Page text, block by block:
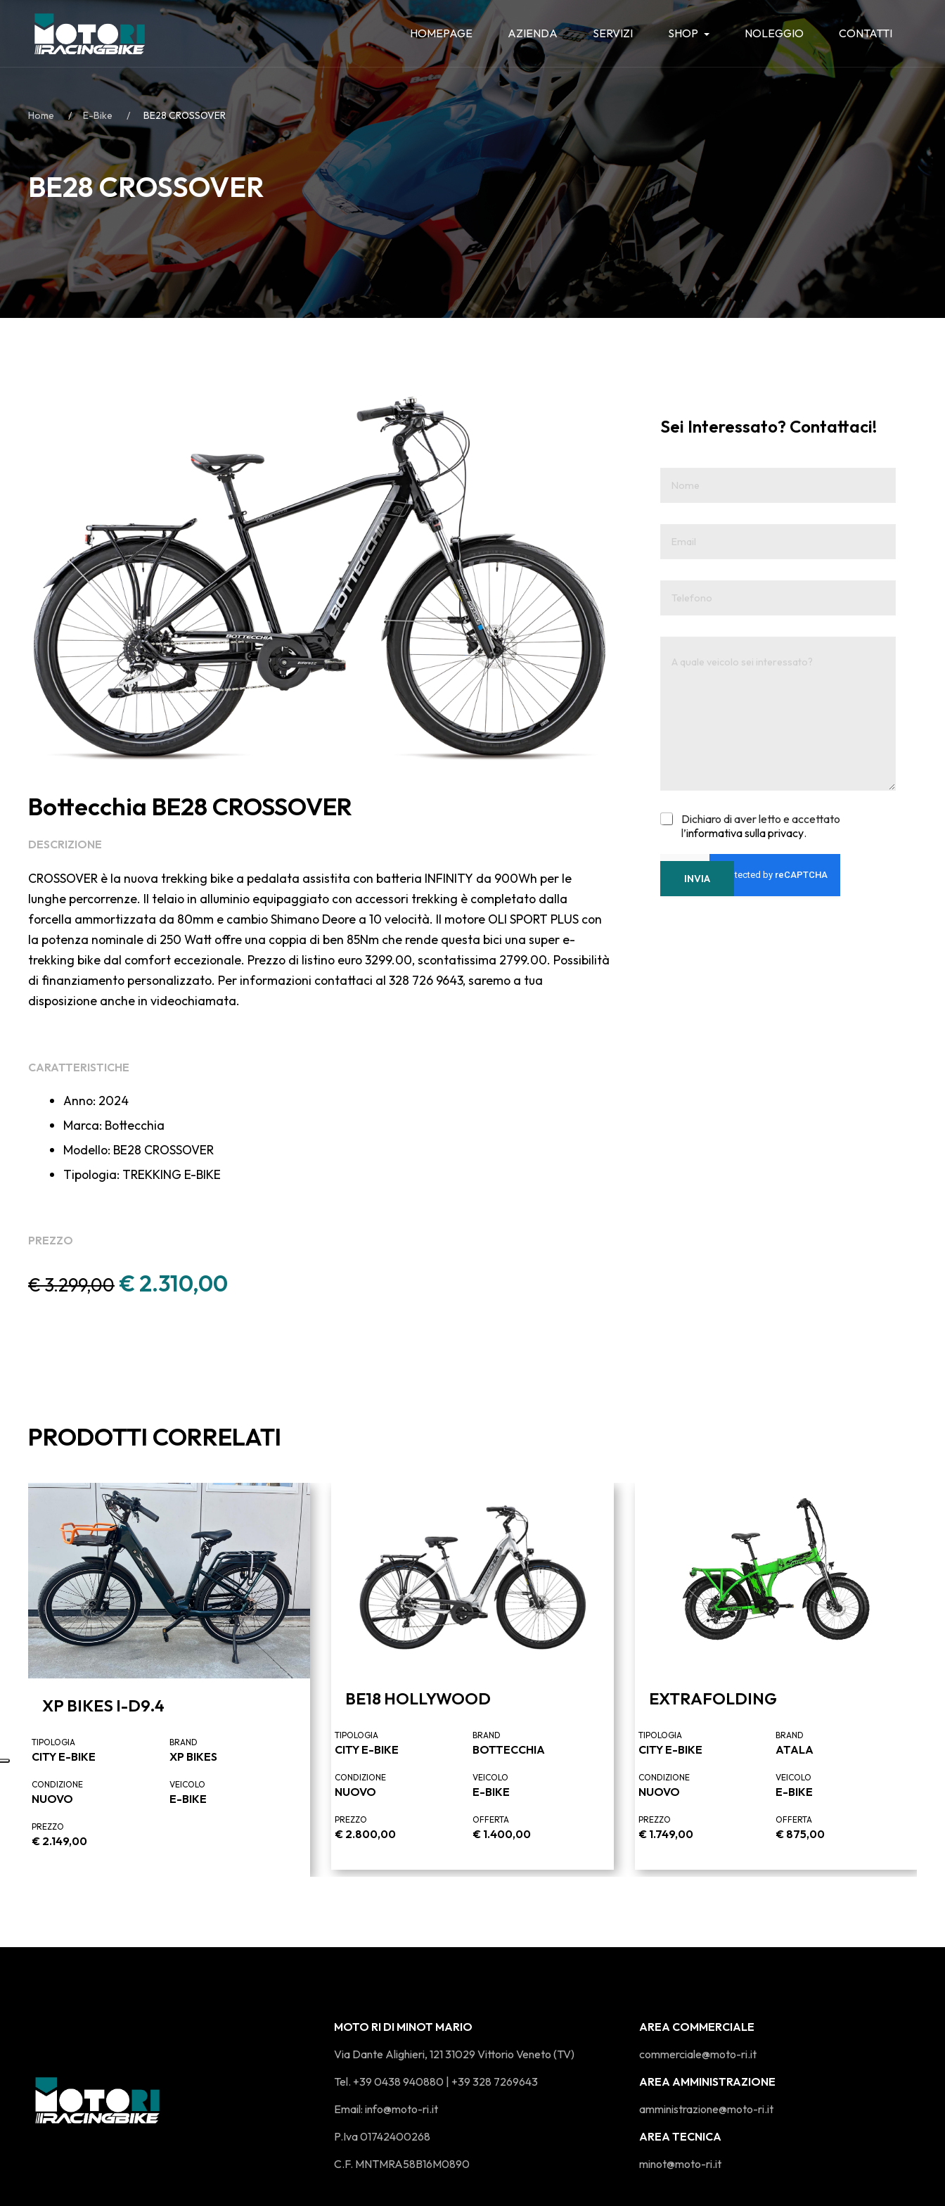
HOMEPAGE AZIENDA SERVIZI SHOP NOLEGGIO CONTATTI
Home E-Bike BE28 CROSSOVER
BE28 CROSSOVER
Bottecchia BE28 CROSSOVER
DESCRIZIONE
CROSSOVER è la nuova trekking bike a pedalata assistita con batteria INFINITY da 900Wh per le
lunghe percorrenze. Il telaio in alluminio equipaggiato con accessori trekking è completato dalla
forcella ammortizzata da 80mm e cambio Shimano Deore a 10 velocità. Il motore OLI SPORT PLUS con
la potenza nominale di 250 Watt offre una coppia di ben 85Nm che rende questa bici una super e-
trekking bike dal comfort eccezionale. Prezzo di listino euro 3299.00, scontatissima 2799.00. Possibilità
di finanziamento personalizzato. Per informazioni contattaci al 328 726 9643, saremo a tua
disposizione anche in videochiamata.
CARATTERISTICHE
Anno: 2024
Marca: Bottecchia
Modello: BE28 CROSSOVER
Tipologia: TREKKING E-BIKE
PREZZO
€3.299,00 € 2.310,00
Sei Interessato? Contattaci!
Dichiaro di aver letto e accettato
l’informativa sulla privacy.
INVIA
PRODOTTI CORRELATI
XP BIKES I-D9.4
TIPOLOGIA
CITY E-BIKE
BRAND
XP BIKES
CONDIZIONE
NUOVO
VEICOLO
E-BIKE
PREZZO
€ 2.149,00
BE18 HOLLYWOOD
TIPOLOGIA
CITY E-BIKE
BRAND
BOTTECCHIA
CONDIZIONE
NUOVO
VEICOLO
E-BIKE
PREZZO
€ 2.800,00
OFFERTA
€1.400,00
EXTRAFOLDING
TIPOLOGIA
CITY E-BIKE
BRAND
ATALA
CONDIZIONE
NUOVO
VEICOLO
E-BIKE
PREZZO
€1.749,00
OFFERTA
€ 875,00
MOTO RI DI MINOT MARIO
Via Dante Alighieri, 121 31029 Vittorio Veneto (TV)
Tel. +39 0438 940880 | +39 328 7269643
Email: info@moto-ri.it
P.Iva 01742400268
C.F. MNTMRA58B16M0890
AREA COMMERCIALE
commerciale@moto-ri.it
AREA AMMINISTRAZIONE
amministrazione@moto-ri.it
AREA TECNICA
minot@moto-ri.it